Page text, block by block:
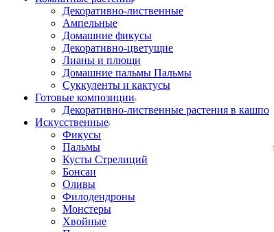
Декоративно-лиственные
Ампельные
Домашние фикусы
Декоративно-цветущие
Лианы и плющи
Домашние пальмы Пальмы
Суккуленты и кактусы
Готовые композиции
Декоративно-лиственные растения в кашпо
Искусственные
Фикусы
Пальмы
Кусты Стрелиций
Бонсаи
Оливы
Филодендроны
Монстеры
Хвойные